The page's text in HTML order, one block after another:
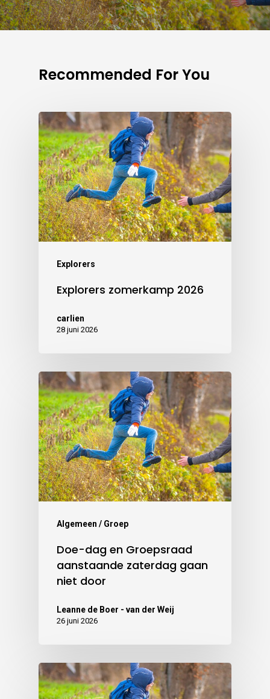
Recommended For You
Explorers
Explorers zomerkamp 2026
carlien
28 juni 2026
Algemeen / Groep
Doe-dag en Groepsraad
aanstaande zaterdag gaan
niet door
Leanne de Boer - van der Weij
26 juni 2026